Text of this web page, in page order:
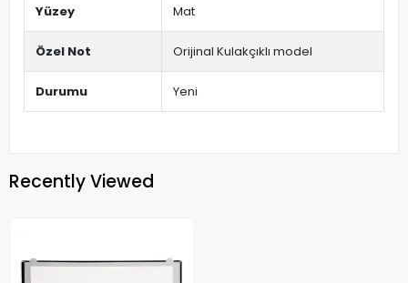
Yüzey Mat
Özel Not Orijinal Kulakçıklı model
Durumu Yeni
Recently Viewed